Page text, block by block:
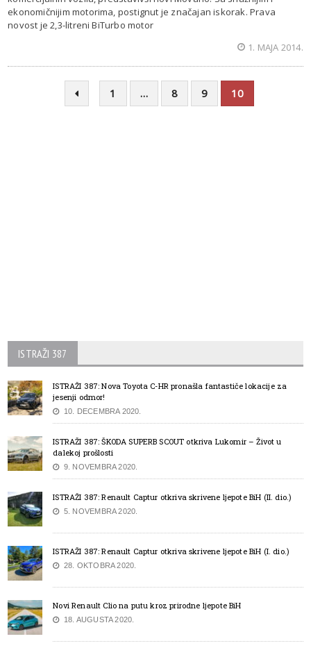
ekonomičnijim motorima, postignut je značajan iskorak. Prava
novost je 2,3-litreni BiTurbo motor
1. MAJA 2014.
1 … 8 9 10
ISTRAŽI 387
ISTRAŽI 387: Nova Toyota C-HR pronašla fantastiče lokacije za
jesenji odmor!
10. DECEMBRA 2020.
ISTRAŽI 387: ŠKODA SUPERB SCOUT otkriva Lukomir – Život u
dalekoj prošlosti
9. NOVEMBRA 2020.
ISTRAŽI 387: Renault Captur otkriva skrivene ljepote BiH (II. dio.)
5. NOVEMBRA 2020.
ISTRAŽI 387: Renault Captur otkriva skrivene ljepote BiH (I. dio.)
28. OKTOBRA 2020.
Novi Renault Clio na putu kroz prirodne ljepote BiH
18. AUGUSTA 2020.